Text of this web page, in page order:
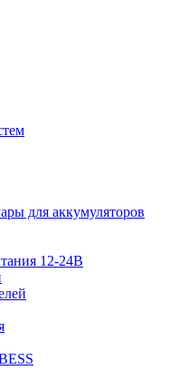
для аккумуляторов
12-24В